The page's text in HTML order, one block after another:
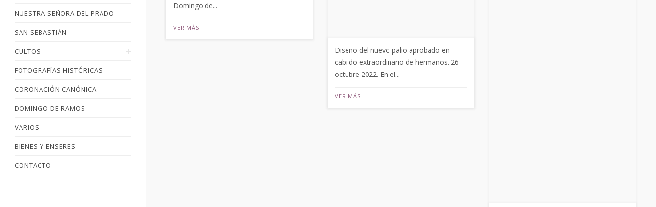
NUESTRA SEÑORA DEL PRADO
SAN SEBASTIÁN
CULTOS
FOTOGRAFÍAS HISTÓRICAS
CORONACIÓN CANÓNICA
DOMINGO DE RAMOS
VARIOS
BIENES Y ENSERES
CONTACTO
Domingo de...
VER MÁS
Diseño del nuevo palio aprobado en
cabildo extraordinario de hermanos. 26
octubre 2022. En el...
VER MÁS